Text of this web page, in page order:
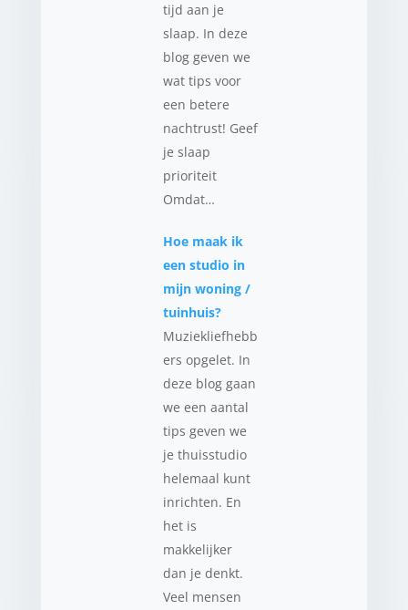
tijd aan je
slaap. In deze
blog geven we
wat tips voor
een betere
nachtrust! Geef
je slaap
prioriteit
Omdat…
Hoe maak ik
een studio in
mijn woning /
tuinhuis?
Muziekliefhebb
ers opgelet. In
deze blog gaan
we een aantal
tips geven we
je thuisstudio
helemaal kunt
inrichten. En
het is
makkelijker
dan je denkt.
Veel mensen